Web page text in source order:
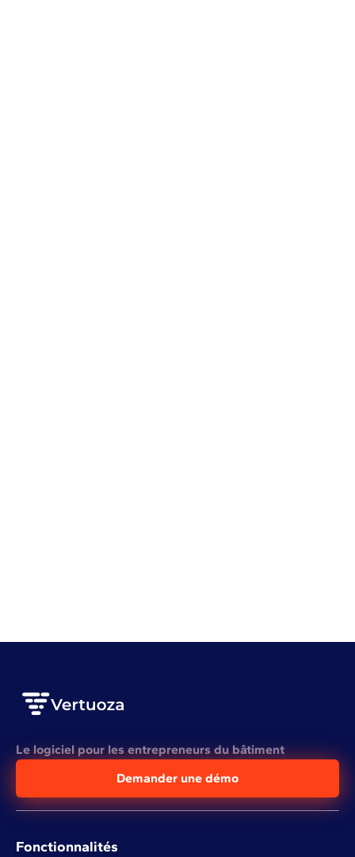
Le logiciel pour les entrepreneurs du bâtiment
Demander une démo
Fonctionnalités